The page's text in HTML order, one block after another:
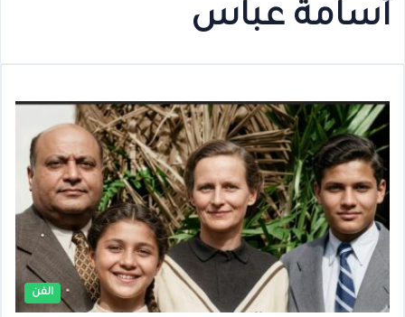
أسامة عباس
الفن